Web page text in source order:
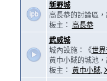
新野城
高長恭的討論區
板主：
高長恭
武威城
城內設施：《世界
黃巾小賊的城池
板主： 黃巾小賊,